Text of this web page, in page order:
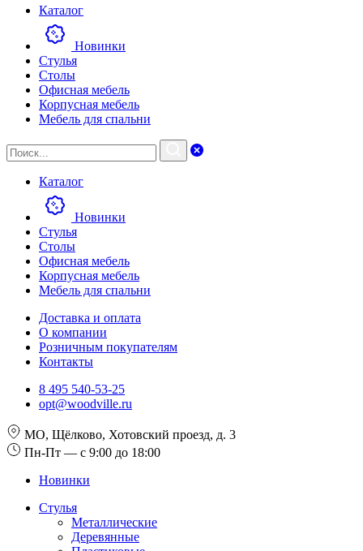
Каталог
Новинки
Стулья
Столы
Офисная мебель
Корпусная мебель
Мебель для спальни
Каталог
Новинки
Стулья
Столы
Офисная мебель
Корпусная мебель
Мебель для спальни
Доставка и оплата
О компании
Розничным покупателям
Контакты
8 495 540-53-25
opt@woodville.ru
МО, Щёлково, Хотовский проезд, д. 3
Пн-Пт — с 9:00 до 18:00
Новинки
Стулья
Металлические
Деревянные